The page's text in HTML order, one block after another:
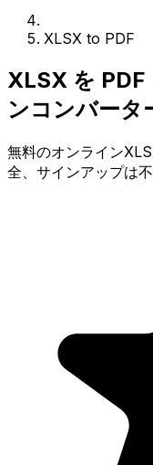
XLSX to PDF
XLSX を
ンコンバータ
無料のオンライン
全、サインアップは不